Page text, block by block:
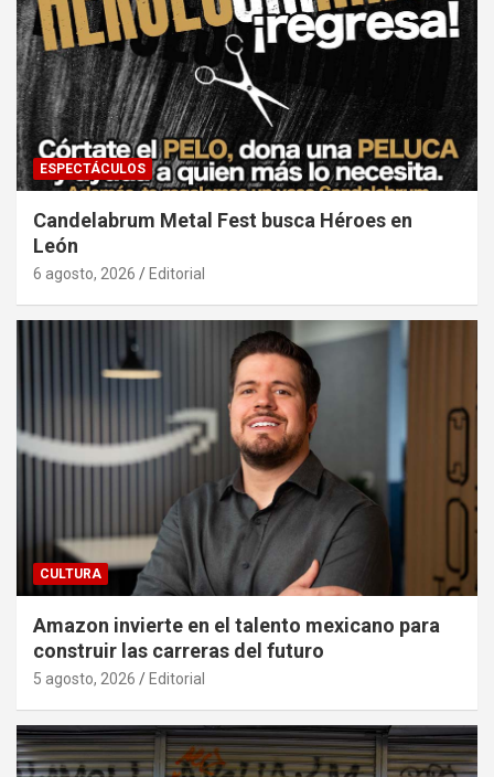
ESPECTÁCULOS
Candelabrum Metal Fest busca Héroes en
León
6 agosto, 2026 Editorial
CULTURA
Amazon invierte en el talento mexicano para
construir las carreras del futuro
5 agosto, 2026 Editorial